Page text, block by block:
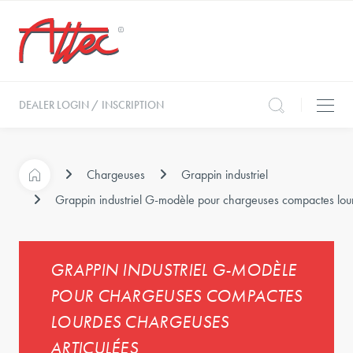
DEALER LOGIN / INSCRIPTION
Chargeuses
Grappin industriel
Grappin industriel G-modèle pour chargeuses compactes
GRAPPIN INDUSTRIEL G-MODÈLE
POUR CHARGEUSES COMPACTES
LOURDES CHARGEUSES
ARTICULÉES